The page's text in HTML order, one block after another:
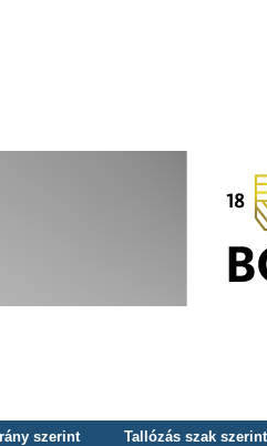
szerint Tallózás szak szerint